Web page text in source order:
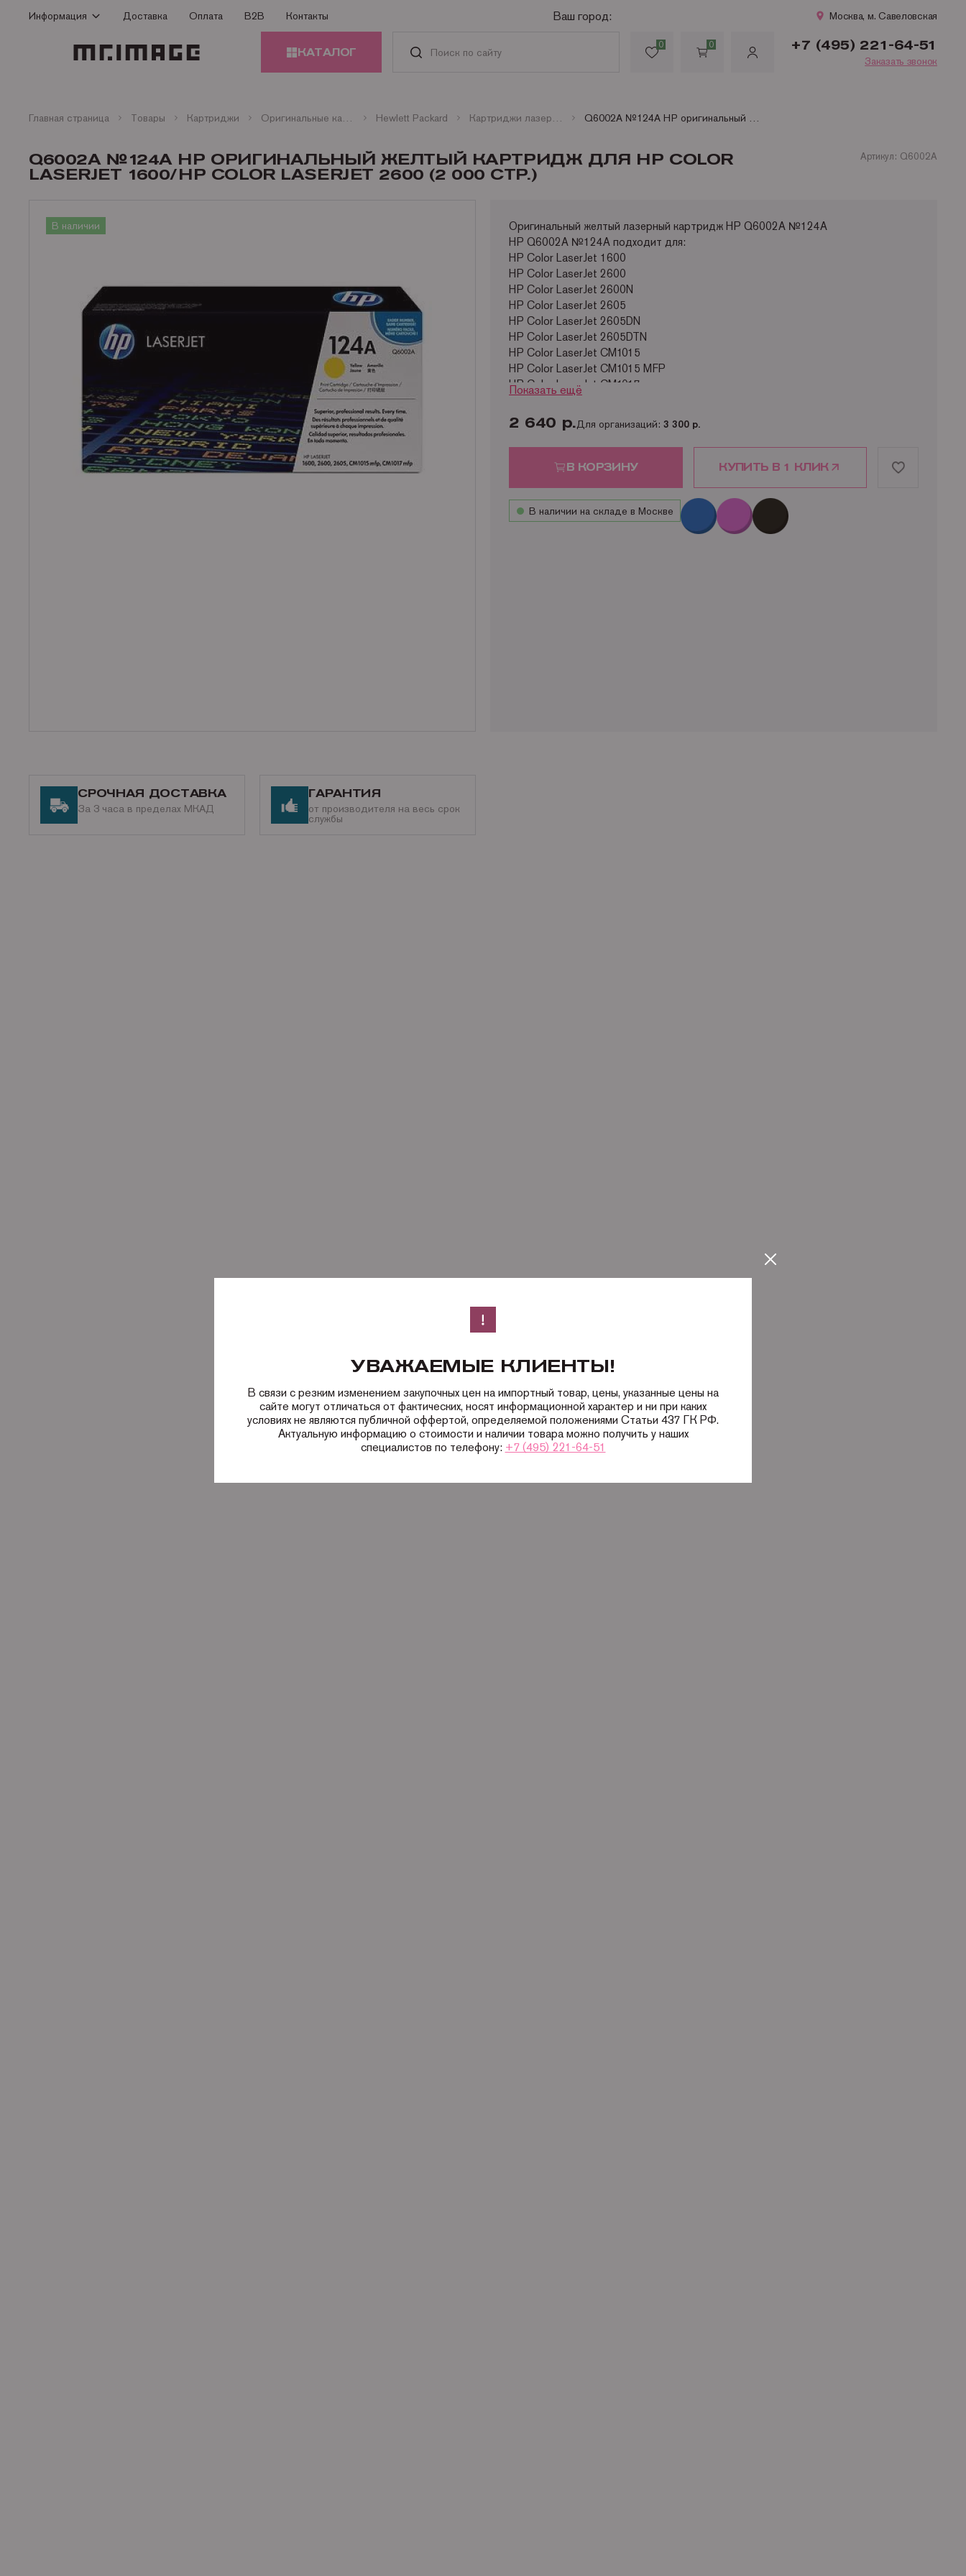
Информация
Доставка
Сертификаты
Контакты
Доставка Оплата B2B Контакты Ваш город: Москва, м. Савеловская
КАТАЛОГ
ПРИНАДЛЕЖНОСТИ
0 0 +7 (495) 221-64-51
Заказать звонок
Главная страница Товары Картриджи Оригинальные картриджи Hewlett Packard Картриджи лазерные цветные HP Q6002A №124А HP оригинальный желтый картридж для HP Color LaserJet 1600/HP Color LaserJet 2600 (2 000 стр.)
Q6002A №124А HP ОРИГИНАЛЬНЫЙ ЖЕЛТЫЙ КАРТРИДЖ ДЛЯ HP COLOR
LASERJET 1600/HP COLOR LASERJET 2600 (2 000 СТР.)
Артикул: Q6002A
В наличии
Оригинальный желтый лазерный картридж HP Q6002A №124А
HP Q6002A №124А подходит для:
HP Color LaserJet 1600
HP Color LaserJet 2600
HP Color LaserJet 2600N
HP Color LaserJet 2605
HP Color LaserJet 2605DN
HP Color LaserJet 2605DTN
HP Color LaserJet CM1015
HP Color LaserJet CM1015 MFP
HP Color LaserJet CM1017
HP Color LaserJet CM1017 MFP
Ресурс оригинального картриджа HP Q6002A №124А: 2 000 страниц
Показать ещё
2 640 р.Для организаций: 3 300 р.
В КОРЗИНУ КУПИТЬ В 1 КЛИК
В наличии на складе в Москве
СРОЧНАЯ ДОСТАВКА
За 3 часа в пределах МКАД
ГАРАНТИЯ
от производителя на весь срок
службы
УВАЖАЕМЫЕ КЛИЕНТЫ!
В связи с резким изменением закупочных цен на импортный товар, цены, указанные цены на
сайте могут отличаться от фактических, носят информационной характер и ни при каких
условиях не являются публичной оффертой, определяемой положениями Статьи 437 ГК РФ.
Актуальную информацию о стоимости и наличии товара можно получить у наших
специалистов по телефону: +7 (495) 221-64-51